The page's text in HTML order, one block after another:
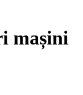
mașini